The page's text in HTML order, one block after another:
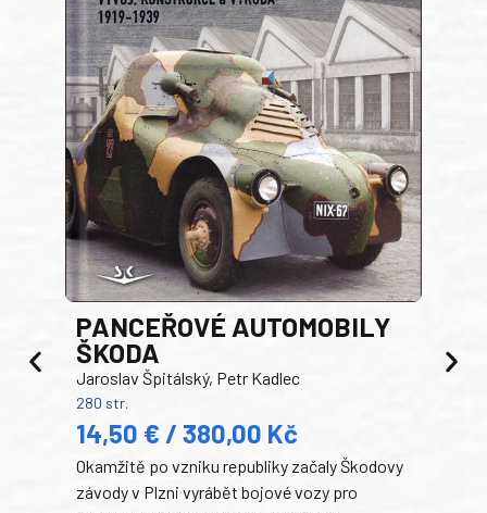
PANCEŘOVÉ AUTOMOBILY
ŠKODA
Jaroslav Špitálský, Petr Kadlec
280 str.
14,50 € / 380,00 Kč
Okamžitě po vzniku republiky začaly Škodovy
závody v Plzni vyrábět bojové vozy pro